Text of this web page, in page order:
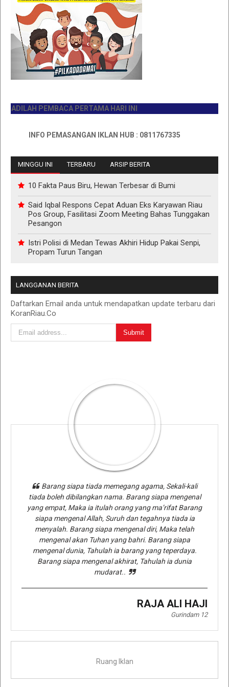
PEMBACA PERTAMA HARI INI
INFO PEMASANGAN IKLAN HUB : 0811767335
MINGGU INI TERBARU ARSIP BERITA
10 Fakta Paus Biru, Hewan Terbesar di Bumi
Said Iqbal Respons Cepat Aduan Eks Karyawan Riau
Pos Group, Fasilitasi Zoom Meeting Bahas Tunggakan
Pesangon
Istri Polisi di Medan Tewas Akhiri Hidup Pakai Senpi,
Propam Turun Tangan
LANGGANAN BERITA
Daftarkan Email anda untuk mendapatkan update terbaru dari
KoranRiau.Co
Barang siapa tiada memegang agama, Sekali-kali
tiada boleh dibilangkan nama. Barang siapa mengenal
yang empat, Maka ia itulah orang yang ma’rifat Barang
siapa mengenal Allah, Suruh dan tegahnya tiada ia
menyalah. Barang siapa mengenal diri, Maka telah
mengenal akan Tuhan yang bahri. Barang siapa
mengenal dunia, Tahulah ia barang yang teperdaya.
Barang siapa mengenal akhirat, Tahulah ia dunia
mudarat..
RAJA ALI HAJI
Gurindam 12
Ruang Iklan